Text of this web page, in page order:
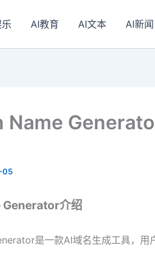
AI教育 AI文本 AI新闻
Name
05
Generator介绍
是一款AI域名生成工具，用